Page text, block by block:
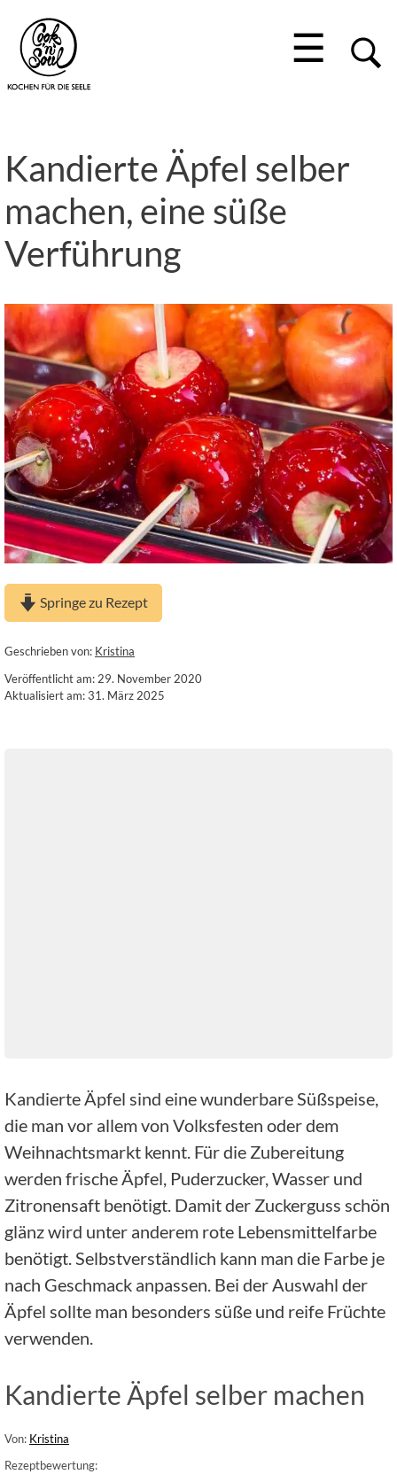
☰
Kandierte Äpfel selber
machen, eine süße
Verführung
Springe zu Rezept
Geschrieben von: Kristina
Veröffentlicht am: 29. November 2020
Aktualisiert am: 31. März 2025
Kandierte Äpfel sind eine wunderbare Süßspeise,
die man vor allem von Volksfesten oder dem
Weihnachtsmarkt kennt. Für die Zubereitung
werden frische Äpfel, Puderzucker, Wasser und
Zitronensaft benötigt. Damit der Zuckerguss schön
glänz wird unter anderem rote Lebensmittelfarbe
benötigt. Selbstverständlich kann man die Farbe je
nach Geschmack anpassen. Bei der Auswahl der
Äpfel sollte man besonders süße und reife Früchte
verwenden.
Kandierte Äpfel selber machen
Von: Kristina
Rezeptbewertung: